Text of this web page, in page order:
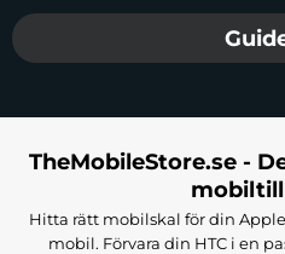
TheMobileStore.se -
Hitta rätt mobilskal för din
mobil. Förvara din HTC i en